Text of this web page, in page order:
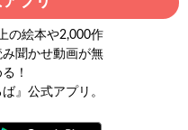
の絵本や2,000作
聞かせ動画が無
！
ば』公式アプリ。